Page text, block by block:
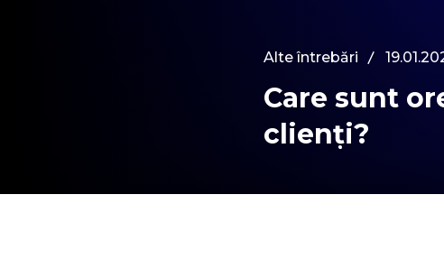
Alte întrebări
Care sunt
clienți?